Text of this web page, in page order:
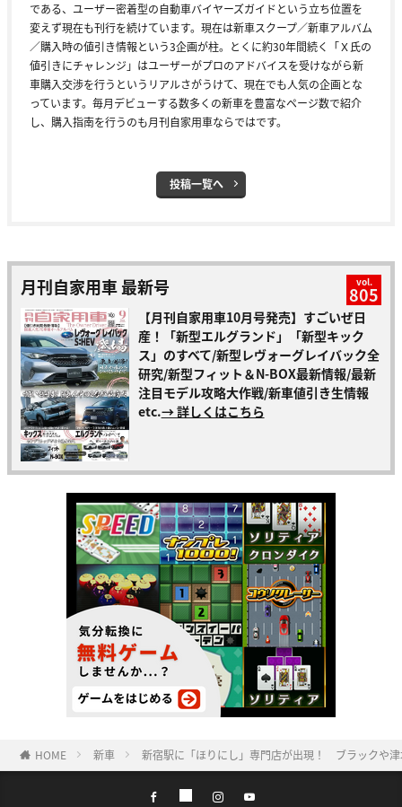
である、ユーザー密着型の自動車バイヤーズガイドという立ち位置を
変えず現在も刊行を続けています。現在は新車スクープ／新車アルバム
／購入時の値引き情報という3企画が柱。とくに約30年間続く「Ｘ氏の
値引きにチャレンジ」はユーザーがプロのアドバイスを受けながら新
車購入交渉を行うというリアルさがうけて、現在でも人気の企画とな
っています。毎月デビューする数多くの新車を豊富なページ数で紹介
し、購入指南を行うのも月刊自家用車ならではです。
投稿一覧へ
月刊自家用車 最新号 vol.
805
【月刊自家用車10月号発売】すごいぜ日
産！「新型エルグランド」「新型キック
ス」のすべて/新型レヴォーグレイバック全
研究/新型フィット＆N-BOX最新情報/最新
注目モデル攻略大作戦/新車値引き生情報
etc.→ 詳しくはこちら
HOME 新車 新宿駅に「ほりにし」専門店が出現！ ブラックや